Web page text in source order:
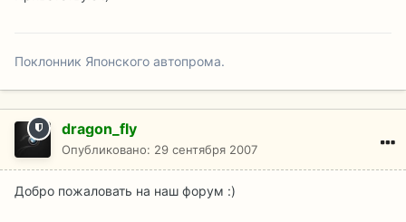
Поклонник Японского автопрома.
dragon_fly
Опубликовано: 29 сентября 2007
Добро пожаловать на наш форум :)